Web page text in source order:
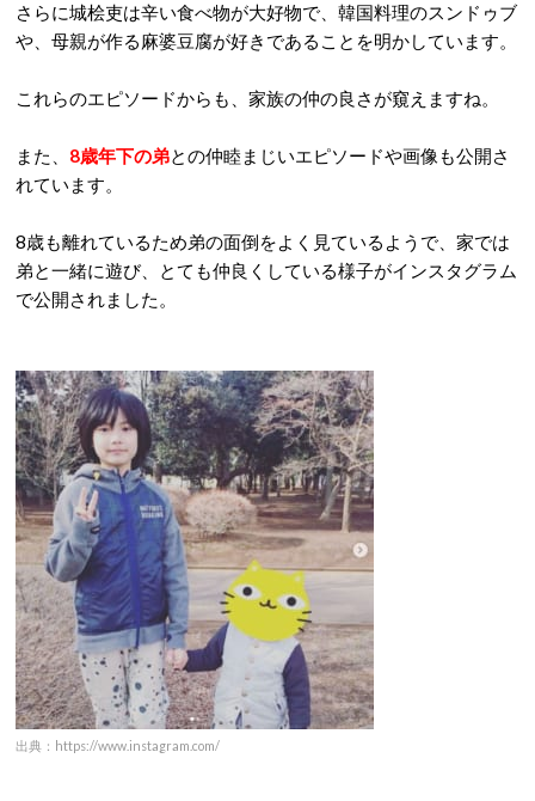
さらに城桧吏は辛い食べ物が大好物で、韓国料理のスンドゥブ
や、母親が作る麻婆豆腐が好きであることを明かしています。
これらのエピソードからも、家族の仲の良さが窺えますね。
また、 8歳年下の弟との仲睦まじいエピソードや画像も公開さ
れています。
8歳も離れているため弟の面倒をよく見ているようで、家では
弟と一緒に遊び、とても仲良くしている様子がインスタグラム
で公開されました。
出典：https://www.instagram.com/